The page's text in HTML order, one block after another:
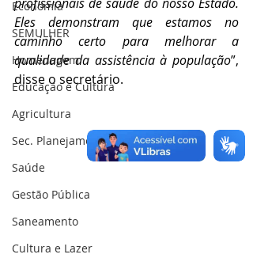
Economia
SEMULHER
Homenagem
Educação e Cultura
Agricultura
Sec. Planejamento
Saúde
Gestão Pública
Saneamento
Cultura e Lazer
Eles demonstram que estamos no
caminho certo para melhorar a
qualidade da assistência à população”,
disse o secretário.